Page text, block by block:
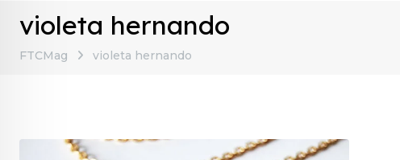
violeta hernando
FTCMag violeta hernando